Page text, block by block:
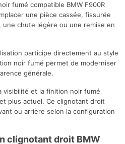
fumé compatible BMW F900R
une pièce cassée, fissurée
une chute légère ou une remise en
participe directement au style
noir fumé permet de moderniser
générale.
visibilité et la finition noir fumé
plus actuel. Ce clignotant droit
ou arrière selon la configuration
clignotant droit BMW